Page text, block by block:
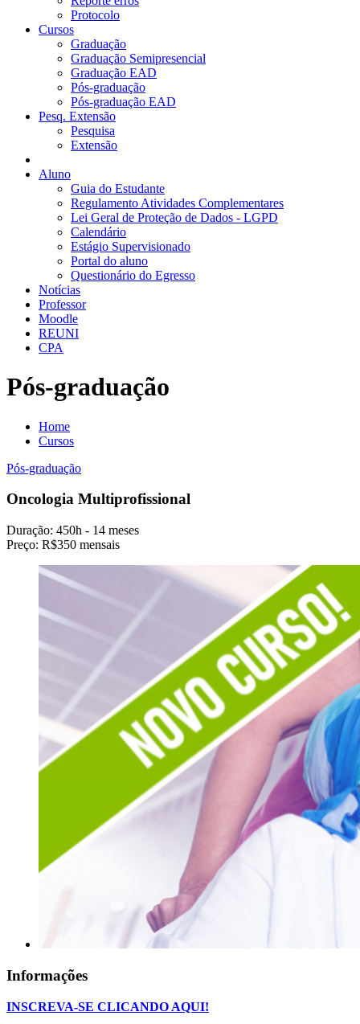
Protocolo
Cursos
Graduação
Graduação Semipresencial
Graduação EAD
Pós-graduação
Pós-graduação EAD
Pesq. Extensão
Pesquisa
Extensão
Aluno
Guia do Estudante
Regulamento Atividades Complementares
Lei Geral de Proteção de Dados - LGPD
Calendário
Estágio Supervisionado
Portal do aluno
Questionário do Egresso
Notícias
Professor
Moodle
REUNI
CPA
Pós-graduação
Home
Cursos
Pós-graduação
Oncologia Multiprofissional
Duração: 450h - 14 meses
Preço: R$350 mensais
Informações
INSCREVA-SE CLICANDO AQUI!